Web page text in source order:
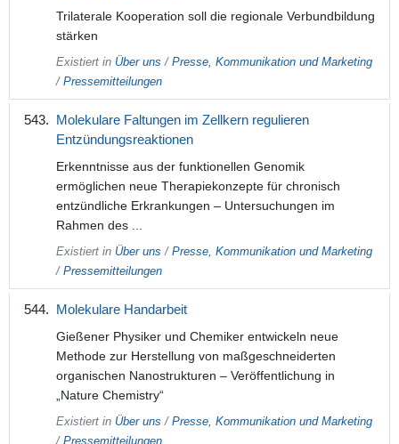
Trilaterale Kooperation soll die regionale Verbundbildung
stärken
Existiert in Über uns / Presse, Kommunikation und Marketing
/ Pressemitteilungen
Molekulare Faltungen im Zellkern regulieren
Entzündungsreaktionen
Erkenntnisse aus der funktionellen Genomik
ermöglichen neue Therapiekonzepte für chronisch
entzündliche Erkrankungen – Untersuchungen im
Rahmen des ...
Existiert in Über uns / Presse, Kommunikation und Marketing
/ Pressemitteilungen
Molekulare Handarbeit
Gießener Physiker und Chemiker entwickeln neue
Methode zur Herstellung von maßgeschneiderten
organischen Nanostrukturen – Veröffentlichung in
„Nature Chemistry“
Existiert in Über uns / Presse, Kommunikation und Marketing
/ Pressemitteilungen